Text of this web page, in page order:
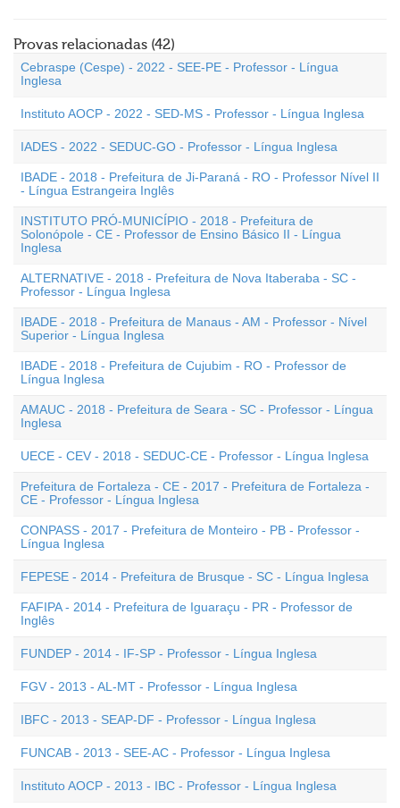
Provas relacionadas (42)
Cebraspe (Cespe) - 2022 - SEE-PE - Professor - Língua
Inglesa
Instituto AOCP - 2022 - SED-MS - Professor - Língua Inglesa
IADES - 2022 - SEDUC-GO - Professor - Língua Inglesa
IBADE - 2018 - Prefeitura de Ji-Paraná - RO - Professor Nível II
- Língua Estrangeira Inglês
INSTITUTO PRÓ-MUNICÍPIO - 2018 - Prefeitura de
Solonópole - CE - Professor de Ensino Básico II - Língua
Inglesa
ALTERNATIVE - 2018 - Prefeitura de Nova Itaberaba - SC -
Professor - Língua Inglesa
IBADE - 2018 - Prefeitura de Manaus - AM - Professor - Nível
Superior - Língua Inglesa
IBADE - 2018 - Prefeitura de Cujubim - RO - Professor de
Língua Inglesa
AMAUC - 2018 - Prefeitura de Seara - SC - Professor - Língua
Inglesa
UECE - CEV - 2018 - SEDUC-CE - Professor - Língua Inglesa
Prefeitura de Fortaleza - CE - 2017 - Prefeitura de Fortaleza -
CE - Professor - Língua Inglesa
CONPASS - 2017 - Prefeitura de Monteiro - PB - Professor -
Língua Inglesa
FEPESE - 2014 - Prefeitura de Brusque - SC - Língua Inglesa
FAFIPA - 2014 - Prefeitura de Iguaraçu - PR - Professor de
Inglês
FUNDEP - 2014 - IF-SP - Professor - Língua Inglesa
FGV - 2013 - AL-MT - Professor - Língua Inglesa
IBFC - 2013 - SEAP-DF - Professor - Língua Inglesa
FUNCAB - 2013 - SEE-AC - Professor - Língua Inglesa
Instituto AOCP - 2013 - IBC - Professor - Língua Inglesa